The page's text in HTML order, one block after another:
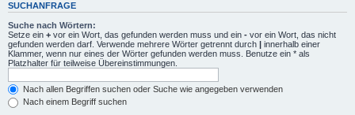
e
SUCHANFRAGE
Suche nach Wörtern:
Setze ein + vor ein Wort, das gefunden werden muss und ein - vor ein Wort, das nicht
gefunden werden darf. Verwende mehrere Wörter getrennt durch | innerhalb einer
Klammer, wenn nur eines der Wörter gefunden werden muss. Benutze ein * als
Platzhalter für teilweise Übereinstimmungen.
Nach allen Begriffen suchen oder Suche wie angegeben verwenden
Nach einem Begriff suchen